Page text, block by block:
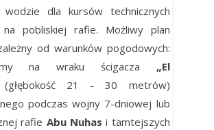
wodzie dla kursów technicznych
na pobliskiej rafie. Możliwy plan
od warunków pogodowych:
na wraku ścigacza „El
(głębokość 21 - 30 metrów)
podczas wojny 7-dniowej lub
rafie Abu Nuhasi tamtejszych